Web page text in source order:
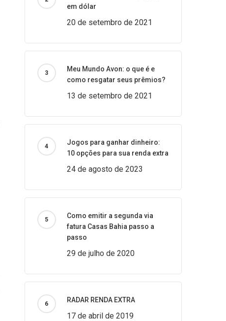
em dólar
20 de setembro de 2021
Meu Mundo Avon: o que é e
como resgatar seus prêmios?
13 de setembro de 2021
Jogos para ganhar dinheiro:
10 opções para sua renda extra
24 de agosto de 2023
Como emitir a segunda via
fatura Casas Bahia passo a
passo
29 de julho de 2020
RADAR RENDA EXTRA
17 de abril de 2019